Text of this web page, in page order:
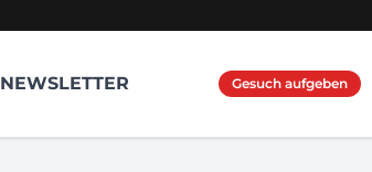
NEWSLETTER Gesuch aufgeben